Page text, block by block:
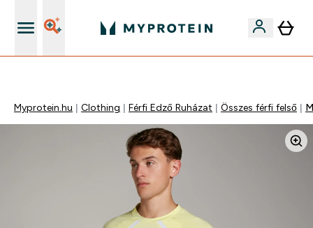
Myprotein.hu Clothing Férfi Edző Ruházat Összes férfi felső